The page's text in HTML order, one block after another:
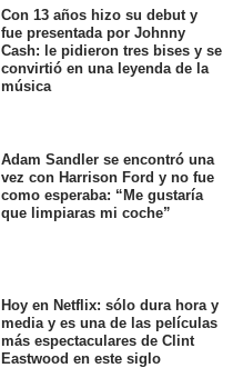
Con 13 años hizo su debut y
fue presentada por Johnny
Cash: le pidieron tres bises y se
convirtió en una leyenda de la
música
Adam Sandler se encontró una
vez con Harrison Ford y no fue
como esperaba: “Me gustaría
que limpiaras mi coche”
Hoy en Netflix: sólo dura hora y
media y es una de las películas
más espectaculares de Clint
Eastwood en este siglo